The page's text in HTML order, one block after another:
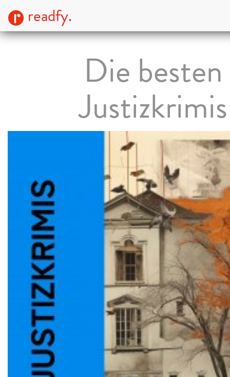
readfy.
Die besten
Justizkrimis